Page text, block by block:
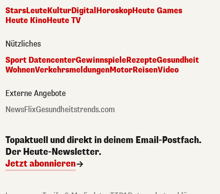
StarsLeuteKulturDigital HoroskopHeute Games
Heute KinoHeute TV
Nützliches
Sport DatencenterGewinnspieleRezepteGesundheit
WohnenVerkehrsmeldungenMotorReisenVideo
Externe Angebote
NewsFlixGesundheitstrends.com
Topaktuell und direkt in deinem Email-Postfach.
Der Heute-Newsletter.
Jetzt abonnieren